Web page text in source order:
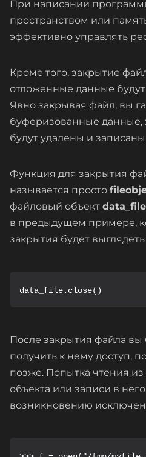
При написании
пространством или
эффективно управлять
Кроме того, закрытие
отложенные данные
Явно закрывая файл, вы
буферизованные данные,
будут удалены и
Функция для закрытия
называется просто
файловый объект data_file
в предыдущем примере,
закрытия будет
data_file.close()
После закрытия файла
получить к нему доступ,
позже. Попытка чтения
объекта или записи в
возникновению